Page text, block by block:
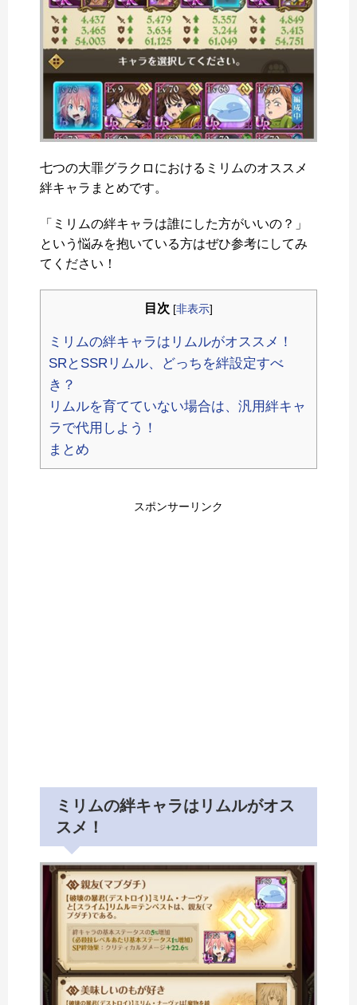
七つの大罪グラクロにおけるミリムのオススメ
絆キャラまとめです。
「ミリムの絆キャラは誰にした方がいいの？」
という悩みを抱いている方はぜひ参考にしてみ
てください！
目次 [非表示]
ミリムの絆キャラはリムルがオススメ！
SRとSSRリムル、どっちを絆設定すべ
き？
リムルを育てていない場合は、汎用絆キャ
ラで代用しよう！
まとめ
スポンサーリンク
ミリムの絆キャラはリムルがオス
スメ！